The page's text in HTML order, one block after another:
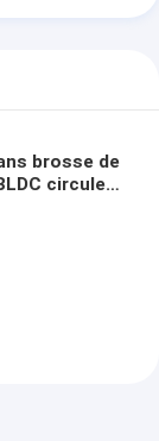
brosse de
circulent